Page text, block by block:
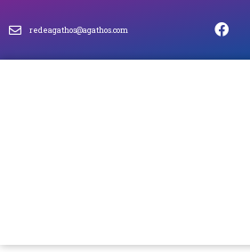
redeagathos@agathos.com